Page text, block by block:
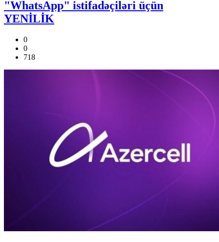
"WhatsApp" istifadəçiləri üçün
YENİLİK
0
0
718